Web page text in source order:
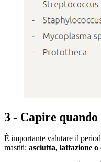
3 - Capire
È importante valutare il
mastiti: asciutta, lattazione